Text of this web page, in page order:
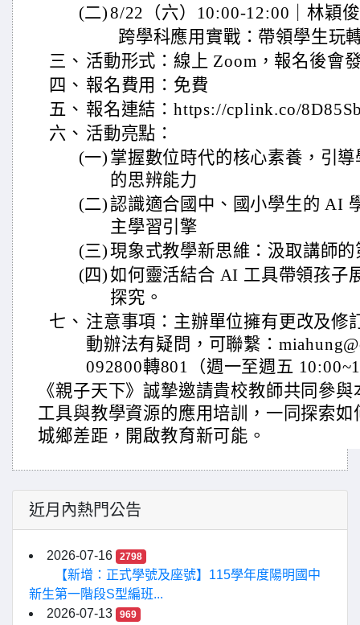
(二)8/22（六）10:00-12:00｜林穎
跨學科應用實戰：帶領學生玩
三、 活動形式：線上 Zoom，報名後會
四、 報名費用：免費
五、 報名連結：https://cplink.co/
六、 活動亮點：
(一) 掌握數位時代的核心素養，引
的思辨能力
(二)認識適合國中、國小學生的 AI
主學習引擎
(三)現象式教學新思維：汲取講師
(四)如何靈活結合 AI 工具帶領孩子
探究。
七、 注意事項：主辦單位擁有更改及修
動辦法有疑問，可聯繫：
092800轉801（週一至週五
《親子天下》誠摯邀請貴校教師共同參
工具與教學資源的應用培訓，一同探索
城鄉差距，開啟教育新可能。
近月內熱門公告
2026-07-16 2798
【新增：正式學號及座號】115學年度陽明國中
新生第一階段S型編班...
2026-07-13
969